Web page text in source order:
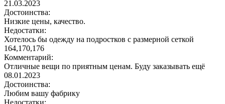
21.03.2023
Достоинства:
Низкие цены, качество.
Недостатки:
Хотелось бы одежду на подростков с размерной сеткой
164,170,176
Комментарий:
Отличные вещи по приятным ценам. Буду заказывать ещё
08.01.2023
Достоинства:
Любим вашу фабрику
Недостатки: